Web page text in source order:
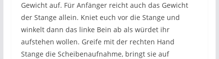
Gewicht auf. Für Anfänger reicht auch das Gewicht
der Stange allein. Kniet euch vor die Stange und
winkelt dann das linke Bein ab als würdet ihr
aufstehen wollen. Greife mit der rechten Hand
Stange die Scheibenaufnahme, bringt sie auf